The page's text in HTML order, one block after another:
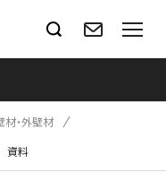
材・外壁材
資料